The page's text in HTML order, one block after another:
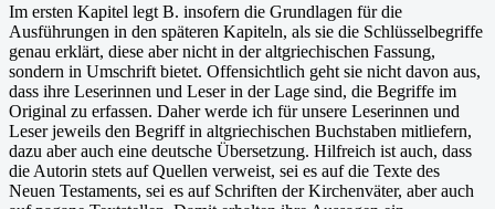
Im ersten Kapitel legt B. insofern die Grundlagen für die
Ausführungen in den späteren Kapiteln, als sie die Schlüsselbegriffe
genau erklärt, diese aber nicht in der altgriechischen Fassung,
sondern in Umschrift bietet. Offensichtlich geht sie nicht davon aus,
dass ihre Leserinnen und Leser in der Lage sind, die Begriffe im
Original zu erfassen. Daher werde ich für unsere Leserinnen und
Leser jeweils den Begriff in altgriechischen Buchstaben mitliefern,
dazu aber auch eine deutsche Übersetzung. Hilfreich ist auch, dass
die Autorin stets auf Quellen verweist, sei es auf die Texte des
Neuen Testaments, sei es auf Schriften der Kirchenväter, aber auch